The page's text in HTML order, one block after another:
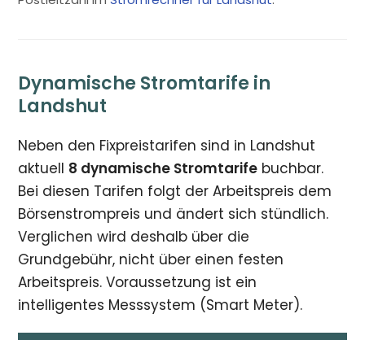
Dynamische Stromtarife in
Landshut
Neben den Fixpreistarifen sind in Landshut
aktuell 8 dynamische Stromtarife buchbar.
Bei diesen Tarifen folgt der Arbeitspreis dem
Börsenstrompreis und ändert sich stündlich.
Verglichen wird deshalb über die
Grundgebühr, nicht über einen festen
Arbeitspreis. Voraussetzung ist ein
intelligentes Messsystem (Smart Meter).